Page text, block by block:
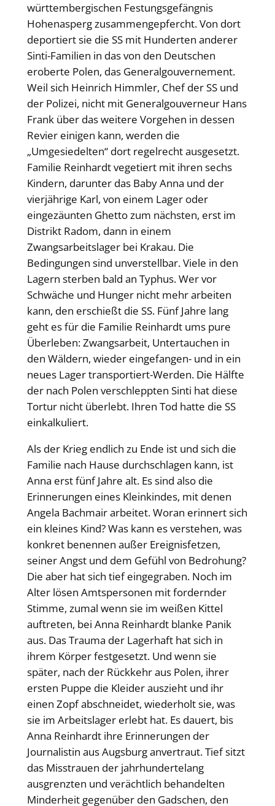
württembergischen Festungsgefängnis
Hohenasperg zusammengepfercht. Von dort
deportiert sie die SS mit Hunderten anderer
Sinti-Familien in das von den Deutschen
eroberte Polen, das Generalgouvernement.
Weil sich Heinrich Himmler, Chef der SS und
der Polizei, nicht mit Generalgouverneur Hans
Frank über das weitere Vorgehen in dessen
Revier einigen kann, werden die
„Umgesiedelten“ dort regelrecht ausgesetzt.
Familie Reinhardt vegetiert mit ihren sechs
Kindern, darunter das Baby Anna und der
vierjährige Karl, von einem Lager oder
eingezäunten Ghetto zum nächsten, erst im
Distrikt Radom, dann in einem
Zwangsarbeitslager bei Krakau. Die
Bedingungen sind unverstellbar. Viele in den
Lagern sterben bald an Typhus. Wer vor
Schwäche und Hunger nicht mehr arbeiten
kann, den erschießt die SS. Fünf Jahre lang
geht es für die Familie Reinhardt ums pure
Überleben: Zwangsarbeit, Untertauchen in
den Wäldern, wieder eingefangen- und in ein
neues Lager transportiert-Werden. Die Hälfte
der nach Polen verschleppten Sinti hat diese
Tortur nicht überlebt. Ihren Tod hatte die SS
einkalkuliert.
Als der Krieg endlich zu Ende ist und sich die
Familie nach Hause durchschlagen kann, ist
Anna erst fünf Jahre alt. Es sind also die
Erinnerungen eines Kleinkindes, mit denen
Angela Bachmair arbeitet. Woran erinnert sich
ein kleines Kind? Was kann es verstehen, was
konkret benennen außer Ereignisfetzen,
seiner Angst und dem Gefühl von Bedrohung?
Die aber hat sich tief eingegraben. Noch im
Alter lösen Amtspersonen mit fordernder
Stimme, zumal wenn sie im weißen Kittel
auftreten, bei Anna Reinhardt blanke Panik
aus. Das Trauma der Lagerhaft hat sich in
ihrem Körper festgesetzt. Und wenn sie
später, nach der Rückkehr aus Polen, ihrer
ersten Puppe die Kleider auszieht und ihr
einen Zopf abschneidet, wiederholt sie, was
sie im Arbeitslager erlebt hat. Es dauert, bis
Anna Reinhardt ihre Erinnerungen der
Journalistin aus Augsburg anvertraut. Tief sitzt
das Misstrauen der jahrhundertelang
ausgrenzten und verächtlich behandelten
Minderheit gegenüber den Gadschen, den